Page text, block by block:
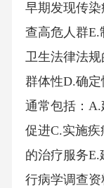
早期发现传
查高危人群
卫生法律法
群体性D.确
通常包括：
促进C.实施
的治疗服务
行病学调查